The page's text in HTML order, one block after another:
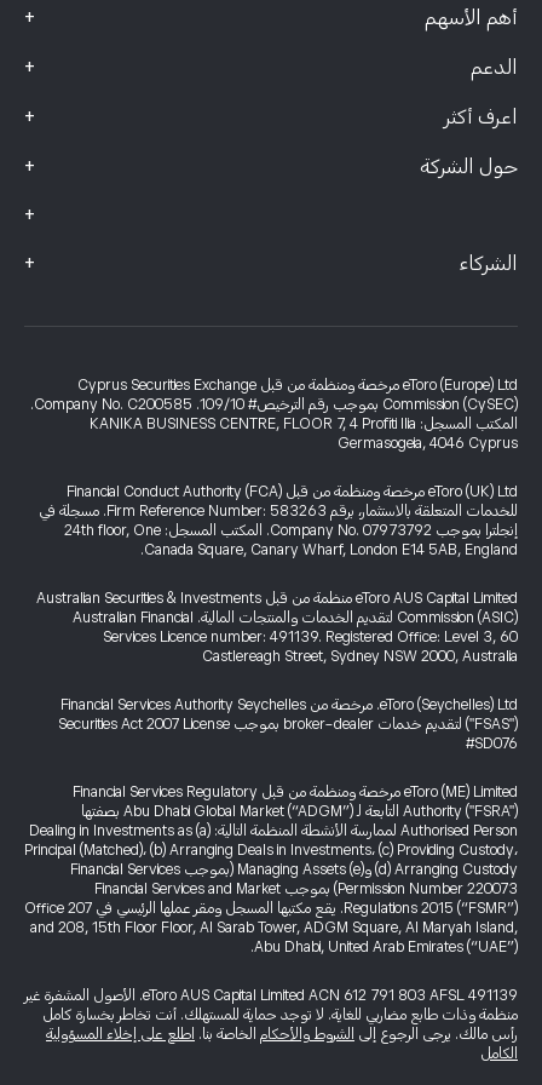
أهم الأسهم +
الدعم +
اعرف أكثر +
حول الشركة +
+
الشركاء +
eToro (Europe) Ltd مرخصة ومنظمة من قبل Cyprus Securities Exchange
Commission (CySEC) بموجب رقم الترخيص# 109/10. Company No. C200585.
المكتب المسجل: KANIKA BUSINESS CENTRE, FLOOR 7, 4 Profiti Ilia
Germasogeia, 4046 Cyprus
eToro (UK) Ltd مرخصة ومنظمة من قبل Financial Conduct Authority (FCA)
للخدمات المتعلقة بالاستثمار، برقم Firm Reference Number: 583263. مسجلة في
إنجلترا بموجب Company No. 07973792. المكتب المسجل: 24th floor, One
Canada Square, Canary Wharf, London E14 5AB, England.
eToro AUS Capital Limited منظمة من قبل Australian Securities & Investments
Commission (ASIC) لتقديم الخدمات والمنتجات المالية. Australian Financial
Services Licence number: 491139. Registered Office: Level 3, 60
Castlereagh Street, Sydney NSW 2000, Australia
eToro (Seychelles) Ltd. مرخصة من Financial Services Authority Seychelles
("FSAS") لتقديم خدمات broker-dealer بموجب Securities Act 2007 License
#SD076
eToro (ME) Limited مرخصة ومنظمة من قبل Financial Services Regulatory
Authority ("FSRA") التابعة لـ Abu Dhabi Global Market (“ADGM”) بصفتها
Authorised Person لممارسة الأنشطة المنظمة التالية: (a) Dealing in Investments as
Principal (Matched)، (b) Arranging Deals in Investments، (c) Providing Custody،
(d) Arranging Custody و(e) Managing Assets (بموجب Financial Services
Permission Number 220073) بموجب Financial Services and Market
Regulations 2015 (“FSMR”). يقع مكتبها المسجل ومقر عملها الرئيسي في Office 207
and 208, 15th Floor Floor, Al Sarab Tower, ADGM Square, Al Maryah Island,
Abu Dhabi, United Arab Emirates (“UAE”).
eToro AUS Capital Limited ACN 612 791 803 AFSL 491139. الأصول المشفرة غير
منظمة وذات طابع مضاربي للغاية. لا توجد حماية للمستهلك. أنت تخاطر بخسارة كامل
رأس مالك. يرجى الرجوع إلى الشروط والأحكام الخاصة بنا. اطلع على إخلاء المسؤولية
الكامل